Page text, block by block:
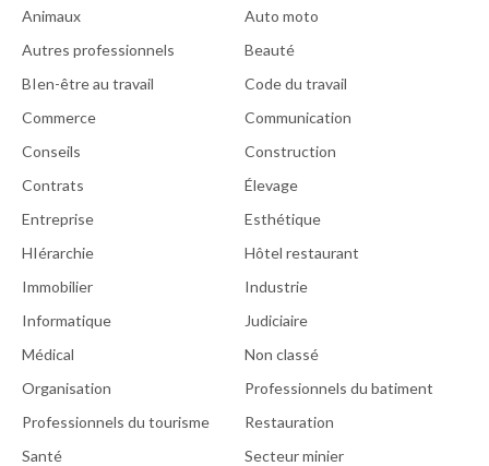
Animaux
Auto moto
Autres professionnels
Beauté
BIen-être au travail
Code du travail
Commerce
Communication
Conseils
Construction
Contrats
Élevage
Entreprise
Esthétique
HIérarchie
Hôtel restaurant
Immobilier
Industrie
Informatique
Judiciaire
Médical
Non classé
Organisation
Professionnels du batiment
Professionnels du tourisme
Restauration
Santé
Secteur minier